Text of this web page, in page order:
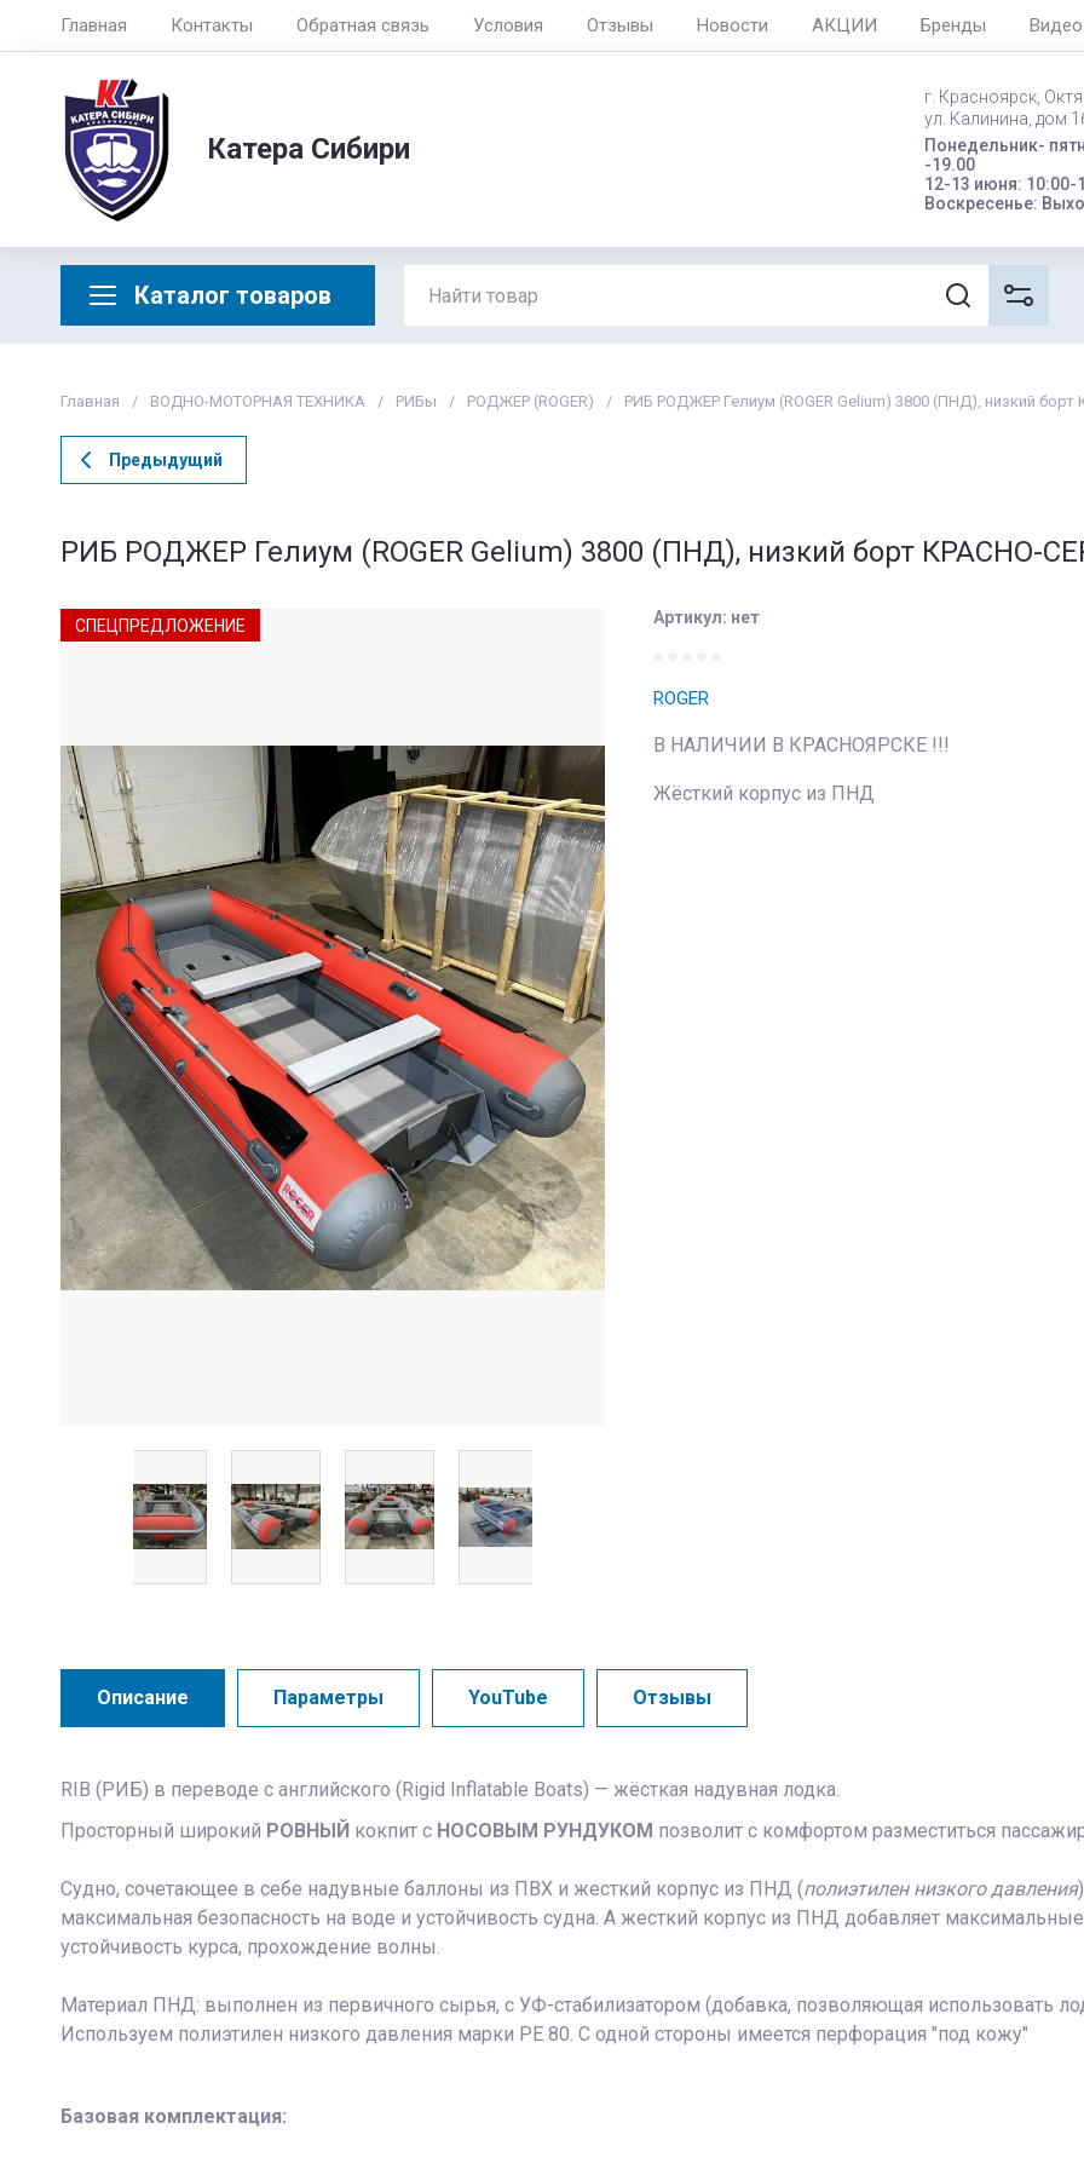
Главная Контакты Обратная связь Условия Отзывы Новости АКЦИИ Бренды Видео
Катера Сибири
г. Красноярск,
ул. Калинина, дом
Понедельник-
-19.00
12-13 июня: 10:00-
Воскресенье:
Каталог товаров
Главная / ВОДНО-МОТОРНАЯ ТЕХНИКА / РИБы / РОДЖЕР (ROGER) / РИБ РОДЖЕР Гелиум (ROGER Gelium) 3800 (ПНД), низкий
Предыдущий
РИБ РОДЖЕР Гелиум (ROGER Gelium) 3800 (ПНД), низкий борт КРАСНО-
СПЕЦПРЕДЛОЖЕНИЕ Артикул: нет
ROGER
В НАЛИЧИИ В КРАСНОЯРСКЕ !!!
Жёсткий корпус из ПНД
Описание Параметры YouTube Отзывы
RIB (РИБ) в переводе с английского (Rigid Inflatable Boats) — жёсткая надувная лодка.
Просторный широкий РОВНЫЙ кокпит с НОСОВЫМ РУНДУКОМ позволит с комфортом разместиться
Судно, сочетающее в себе надувные баллоны из ПВХ и жесткий корпус из ПНД (полиэтилен низкого давления
максимальная безопасность на воде и устойчивость судна. А жесткий корпус из ПНД добавляет
устойчивость курса, прохождение волны.
Материал ПНД: выполнен из первичного сырья, с УФ-стабилизатором (добавка, позволяющая использовать
Используем полиэтилен низкого давления марки PE 80. С одной стороны имеется перфорация "под кожу"
Базовая комплектация: